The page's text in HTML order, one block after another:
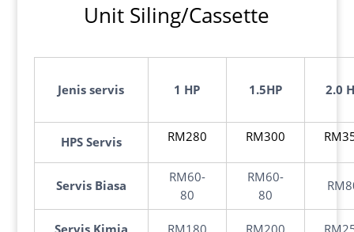
Unit Siling/Cassette
Jenis servis 1 HP 1.5HP 2.0
HPS Servis RM280 RM300
Servis Biasa
RM60-
80
RM60-
80
Servis Kimia RM180 RM200